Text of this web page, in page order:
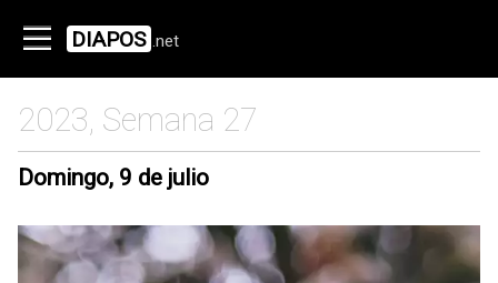
DIAPOS .net
2023, Semana 27
Domingo, 9 de julio